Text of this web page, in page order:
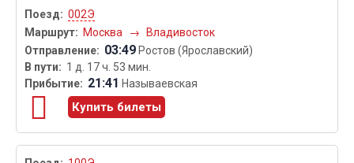
002Э
Москва
→ Владивосток
03:49 Ростов (Ярославский)
1 д. 17 ч. 53 мин.
21:41 Называевская
Купить билеты